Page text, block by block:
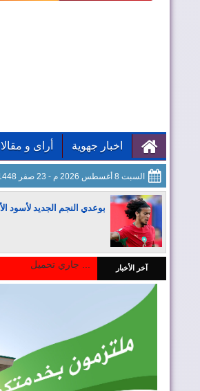
اخبار جهوية أراى و
السبت 8 أغسطس 2026 م - 23 صفر 1448 هـ
بوعدي النجم الجديد لأسود
المغرب يجذب كبار آخر الأخبار